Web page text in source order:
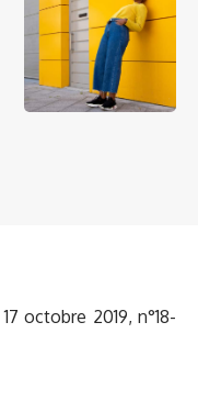
octobre 2019, n°18-